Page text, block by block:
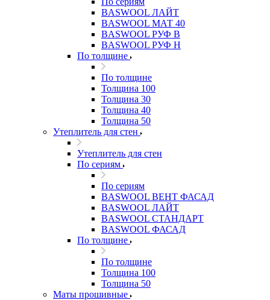
BASWOOL ЛАЙТ
BASWOOL МАТ 40
BASWOOL РУФ В
BASWOOL РУФ Н
По толщине
По толщине
Толщина 100
Толщина 30
Толщина 40
Толщина 50
Утеплитель для стен
Утеплитель для стен
По сериям
По сериям
BASWOOL ВЕНТ ФАСАД
BASWOOL ЛАЙТ
BASWOOL СТАНДАРТ
BASWOOL ФАСАД
По толщине
По толщине
Толщина 100
Толщина 50
Маты прошивные